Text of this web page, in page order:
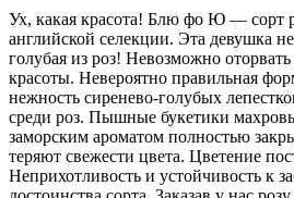
Ух, какая красота! Блю фо Ю — сорт
английской селекции. Эта девушка
голубая из роз! Невозможно
красоты. Невероятно правильная
нежность сиренево-голубых
среди роз. Пышные букетики
заморским ароматом полностью
теряют свежести цвета. Цветение
Неприхотливость и устойчивость к